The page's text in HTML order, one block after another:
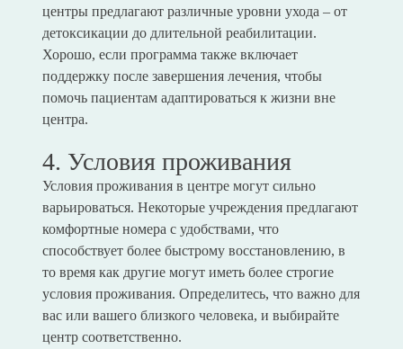
центры предлагают различные уровни ухода – от
детоксикации до длительной реабилитации.
Хорошо, если программа также включает
поддержку после завершения лечения, чтобы
помочь пациентам адаптироваться к жизни вне
центра.
4. Условия проживания
Условия проживания в центре могут сильно
варьироваться. Некоторые учреждения предлагают
комфортные номера с удобствами, что
способствует более быстрому восстановлению, в
то время как другие могут иметь более строгие
условия проживания. Определитесь, что важно для
вас или вашего близкого человека, и выбирайте
центр соответственно.